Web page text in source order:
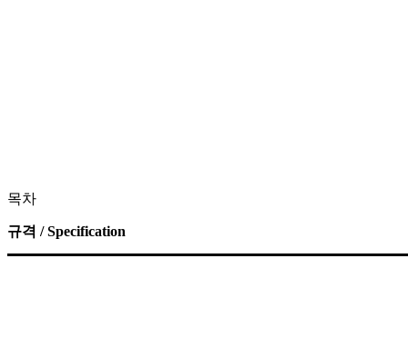
목차
규격 / Specification